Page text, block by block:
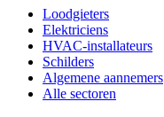
Loodgieters
Elektriciens
HVAC-installateurs
Schilders
Algemene aannemers
Alle sectoren